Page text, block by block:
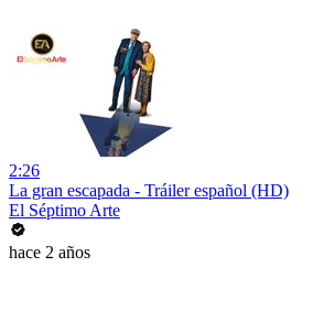
2:26
La gran escapada - Tráiler español (HD)
El Séptimo Arte
hace 2 años